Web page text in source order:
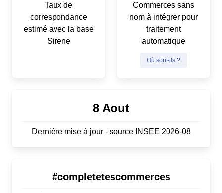
Taux de
correspondance
estimé avec la base
Sirene
Commerces sans
nom à intégrer pour
traitement
automatique
Où sont-ils ?
8 Aout
Dernière mise à jour - source INSEE 2026-08
#completetescommerces